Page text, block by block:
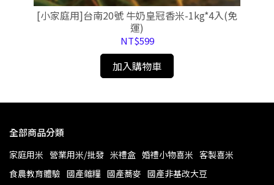
[小家庭用]台南20號 牛奶皇冠香米-1kg*4入(免
運)
NT$599
加入購物車
全部商品分類
家庭用米 營業用米/批發 米禮盒 婚禮小物喜米 客製喜米
食農教育體驗 國產雜糧 國產蕎麥 國產非基改大豆